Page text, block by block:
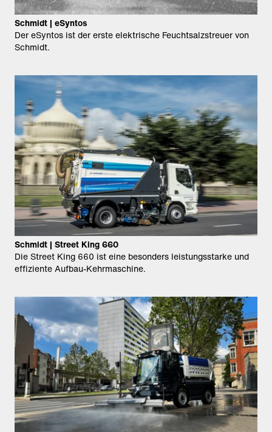
Schmidt | eSyntos
Der eSyntos ist der erste elektrische Feuchtsalzstreuer von
Schmidt.
Schmidt | Street King 660
Die Street King 660 ist eine besonders leistungsstarke und
effiziente Aufbau-Kehrmaschine.